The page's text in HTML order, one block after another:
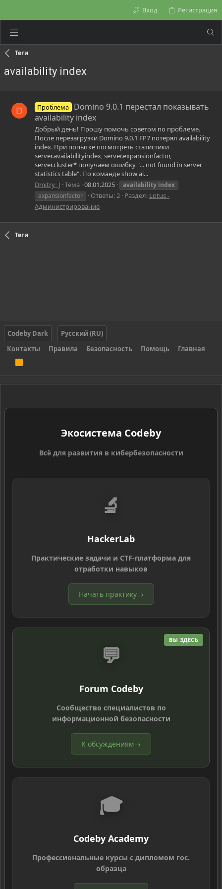
Вход Регистрация
Теги
availability index
D Проблема
Domino 9.0.1 перестал показывать
availability index
Добрый день! Прошу помочь советом по проблеме.
После перезагрузки Domino 9.0.1 FP7 потерял availability
index. При попытке посмотреть статистики
server.availabilityindex, server.expansionfactor,
server.cluster* получаем ошибку "... not found in server
statistics table". По команде show ai...
Dmitry_J Тема 08.01.2025 availability index
expansionfactor
Ответы: 2 Раздел: Lotus -
Администрирование
Теги
Codeby Dark
Русский (RU)
Контакты
Правила Безопасность Помощь Главная
S
Экосистема Codeby
Всё для развития в кибербезопасности
🔬
HackerLab
Практические задачи и CTF-платформа для
отработки навыков
Начать практику→
ВЫ ЗДЕСЬ
💬
Forum Codeby
Сообщество специалистов по
информационной безопасности
К обсуждениям→
🎓
Codeby Academy
Профессиональные курсы с дипломом гос.
образца